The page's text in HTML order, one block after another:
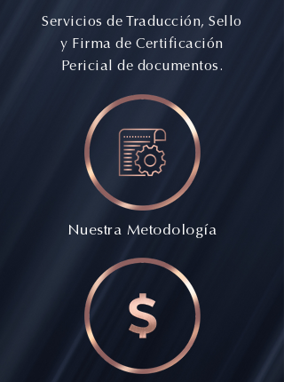
Servicios de Traducción, Sello
y Firma de Certificación
Pericial de documentos.
Nuestra Metodología